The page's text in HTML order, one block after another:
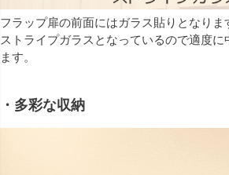
フラップ扉の前面にはガラス貼りとなりま
ストライプガラスとなっているので適度
ます。
・多彩な収納